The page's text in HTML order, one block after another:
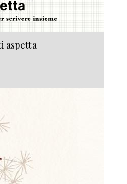
aspetta